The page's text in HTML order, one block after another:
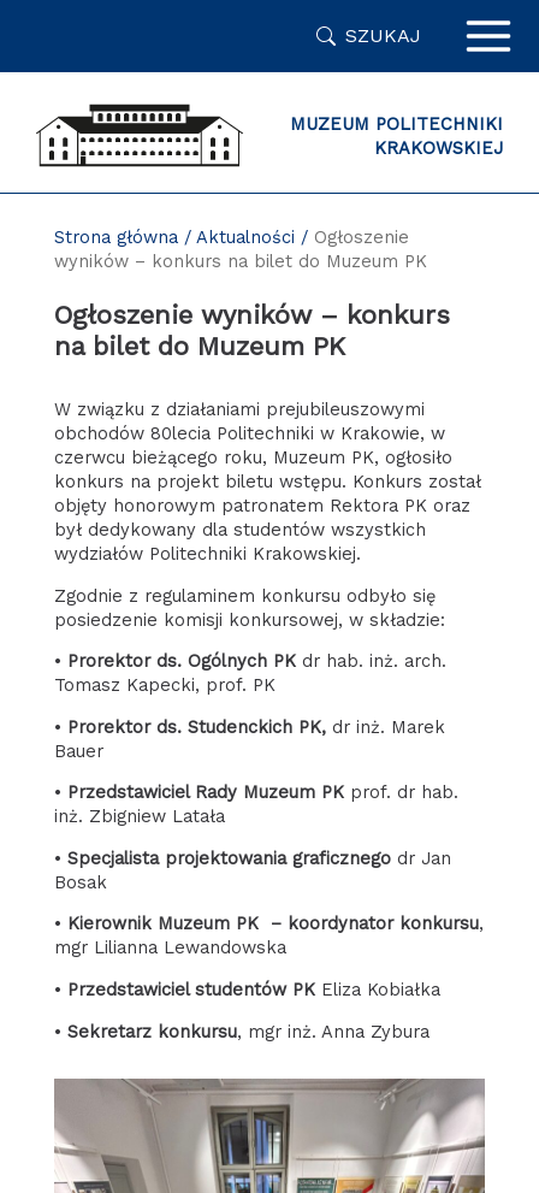
SZUKAJ
MUZEUM POLITECHNIKI
KRAKOWSKIEJ
Strona główna/ Aktualności / Ogłoszenie
wyników – konkurs na bilet do Muzeum PK
Ogłoszenie wyników – konkurs
na bilet do Muzeum PK
W związku z działaniami prejubileuszowymi
obchodów 80lecia Politechniki w Krakowie, w
czerwcu bieżącego roku, Muzeum PK, ogłosiło
konkurs na projekt biletu wstępu. Konkurs został
objęty honorowym patronatem Rektora PK oraz
był dedykowany dla studentów wszystkich
wydziałów Politechniki Krakowskiej.
Zgodnie z regulaminem konkursu odbyło się
posiedzenie komisji konkursowej, w składzie:
• Prorektor ds. Ogólnych PKdr hab. inż. arch.
Tomasz Kapecki, prof. PK
• Prorektor ds. Studenckich PK,dr inż. Marek
Bauer
• Przedstawiciel Rady Muzeum PKprof. dr hab.
inż. Zbigniew Latała
• Specjalista projektowania graficznegodr Jan
Bosak
• Kierownik Muzeum PK – koordynator konkursu,
mgr Lilianna Lewandowska
• Przedstawiciel studentów PKEliza Kobiałka
• Sekretarz konkursu, mgr inż. Anna Zybura